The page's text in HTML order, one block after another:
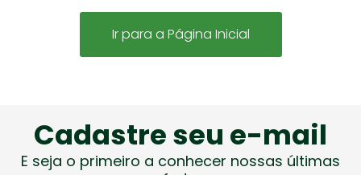
Ir para a Página Inicial
Cadastre seu e-mail
E seja o primeiro a conhecer nossas últimas